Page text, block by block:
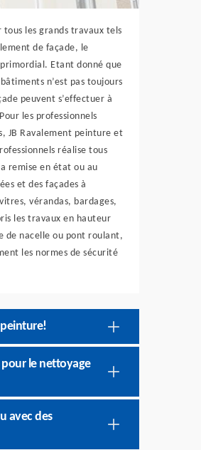
les grands travaux tels
de façade, le
Etant donné que
n’est pas toujours
peuvent s’effectuer à
les professionnels
JB Ravalement peinture et
réalise tous
remise en état ou au
et des façades à
vérandas, bardages,
les travaux en hauteur
de nacelle ou pont roulant,
les normes de sécurité
pour le nettoyage
avec des